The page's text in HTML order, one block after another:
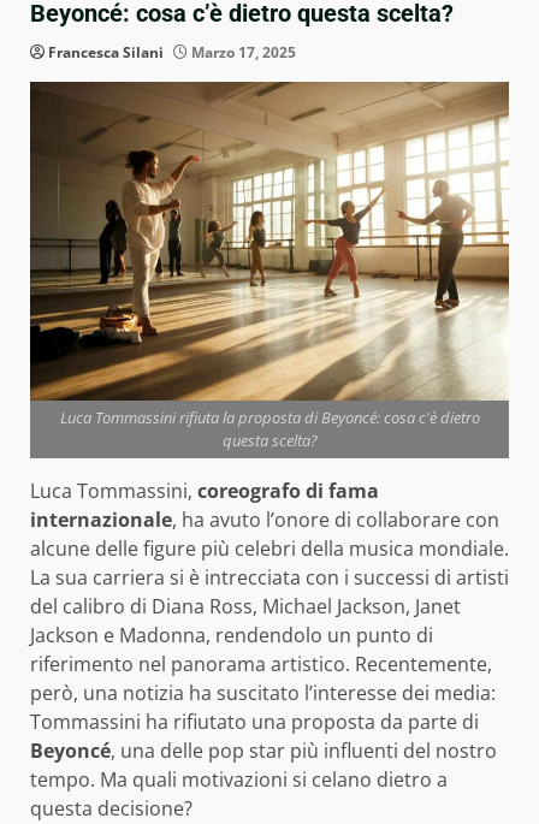
Beyoncé: cosa c’è dietro questa scelta?
Francesca Silani Marzo 17, 2025
Luca Tommassini rifiuta la proposta di Beyoncé: cosa c'è dietro
questa scelta?
Luca Tommassini, coreografo di fama
internazionale, ha avuto l’onore di collaborare con
alcune delle figure più celebri della musica mondiale.
La sua carriera si è intrecciata con i successi di artisti
del calibro di Diana Ross, Michael Jackson, Janet
Jackson e Madonna, rendendolo un punto di
riferimento nel panorama artistico. Recentemente,
però, una notizia ha suscitato l’interesse dei media:
Tommassini ha rifiutato una proposta da parte di
Beyoncé, una delle pop star più influenti del nostro
tempo. Ma quali motivazioni si celano dietro a
questa decisione?